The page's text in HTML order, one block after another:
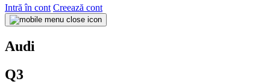
Intră în cont Creează cont
Audi
Q3